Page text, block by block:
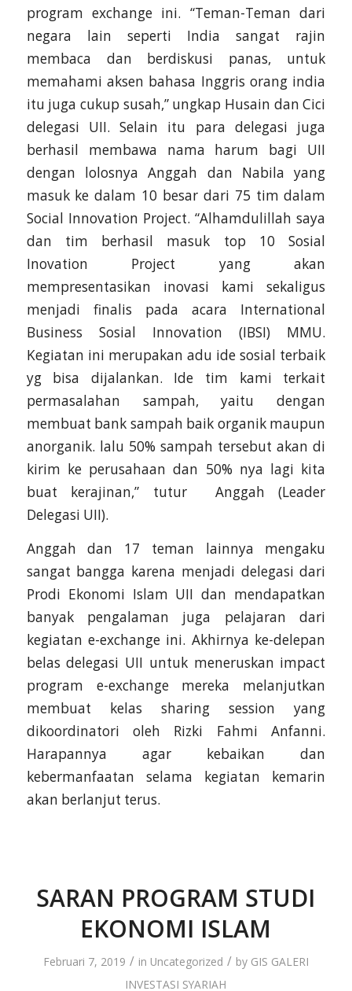
program exchange ini. “Teman-Teman dari
negara lain seperti India sangat rajin
membaca dan berdiskusi panas, untuk
memahami aksen bahasa Inggris orang india
itu juga cukup susah,” ungkap Husain dan Cici
delegasi UII. Selain itu para delegasi juga
berhasil membawa nama harum bagi UII
dengan lolosnya Anggah dan Nabila yang
masuk ke dalam 10 besar dari 75 tim dalam
Social Innovation Project. “Alhamdulillah saya
dan tim berhasil masuk top 10 Sosial
Inovation Project yang akan
mempresentasikan inovasi kami sekaligus
menjadi finalis pada acara International
Business Sosial Innovation (IBSI) MMU.
Kegiatan ini merupakan adu ide sosial terbaik
yg bisa dijalankan. Ide tim kami terkait
permasalahan sampah, yaitu dengan
membuat bank sampah baik organik maupun
anorganik. lalu 50% sampah tersebut akan di
kirim ke perusahaan dan 50% nya lagi kita
buat kerajinan,” tutur Anggah (Leader
Delegasi UII).
Anggah dan 17 teman lainnya mengaku
sangat bangga karena menjadi delegasi dari
Prodi Ekonomi Islam UII dan mendapatkan
banyak pengalaman juga pelajaran dari
kegiatan e-exchange ini. Akhirnya ke-delepan
belas delegasi UII untuk meneruskan impact
program e-exchange mereka melanjutkan
membuat kelas sharing session yang
dikoordinatori oleh Rizki Fahmi Anfanni.
Harapannya agar kebaikan dan
kebermanfaatan selama kegiatan kemarin
akan berlanjut terus.
SARAN PROGRAM STUDI
EKONOMI ISLAM
Februari 7, 2019 / in Uncategorized / by GIS GALERI
INVESTASI SYARIAH